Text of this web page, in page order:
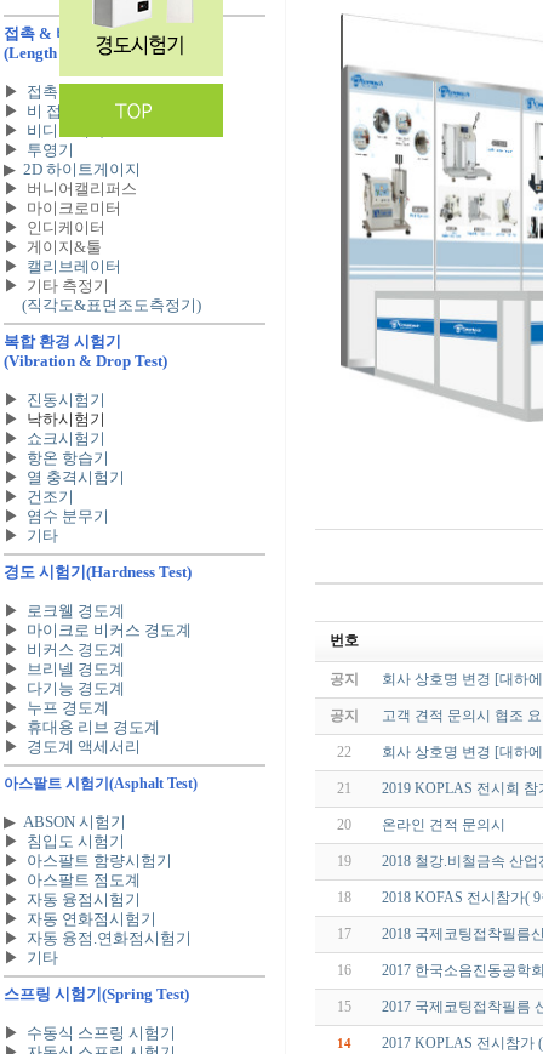
접촉 & 비 접촉 시험기
(Length & Image Test)
▶ 접촉식 3차원 측정기
▶ 비 접촉식 3차원 측정기
▶ 비디오메타
▶ 투영기
▶ 2D 하이트게이지
▶ 버니어캘리퍼스
▶ 마이크로미터
▶ 인디케이터
▶ 게이지&툴
▶ 캘리브레이터
▶ 기타 측정기
(직각도&표면조도측정기)
복합 환경 시험기
(Vibration & Drop Test)
▶ 진동시험기
▶ 낙하시험기
▶ 쇼크시험기
▶ 항온 항습기
▶ 열 충격시험기
▶ 건조기
▶ 염수 분무기
▶ 기타
경도 시험기 (Hardness Test)
▶ 로크웰 경도계
▶ 마이크로 비커스 경도계
▶ 비커스 경도계
▶ 브리넬 경도계
▶ 다기능 경도계
▶ 누프 경도계
▶ 휴대용 리브 경도계
▶ 경도계 액세서리
아스팔트 시험기 (Asphalt Test)
▶ ABSON 시험기
▶ 침입도 시험기
▶ 아스팔트 함량시험기
▶ 아스팔트 점도계
▶ 자동 융점시험기
▶ 자동 연화점시험기
▶ 자동 융점.연화점시험기
▶ 기타
스프링 시험기 (Spring Test)
▶ 수동식 스프링 시험기
번호
공지 회사 상호명 변경 [대하
공지 고객 견적 문의시 협조
22 회사 상호명 변경 [대하
21 2019 KOPLAS 전시회
20 온라인 견적 문의시
19 2018 철강.비철금속 산
18 2018 KOFAS 전시참가(
17 2018 국제코팅접착필름
16 2017 한국소음진동공학
15 2017 국제코팅접착필름
14 2017 KOPLAS 전시참가